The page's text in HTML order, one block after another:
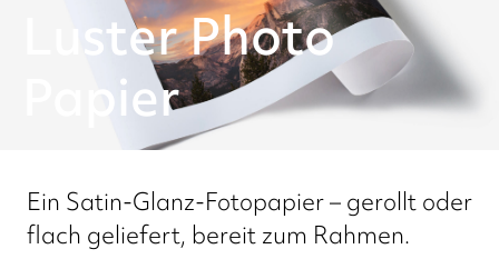
Luster Photo
Papier
Ein Satin-Glanz-Fotopapier – gerollt oder
flach geliefert, bereit zum Rahmen.